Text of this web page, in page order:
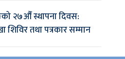
२७औँ स्थापना दिवस:
तथा पत्रकार सम्मान